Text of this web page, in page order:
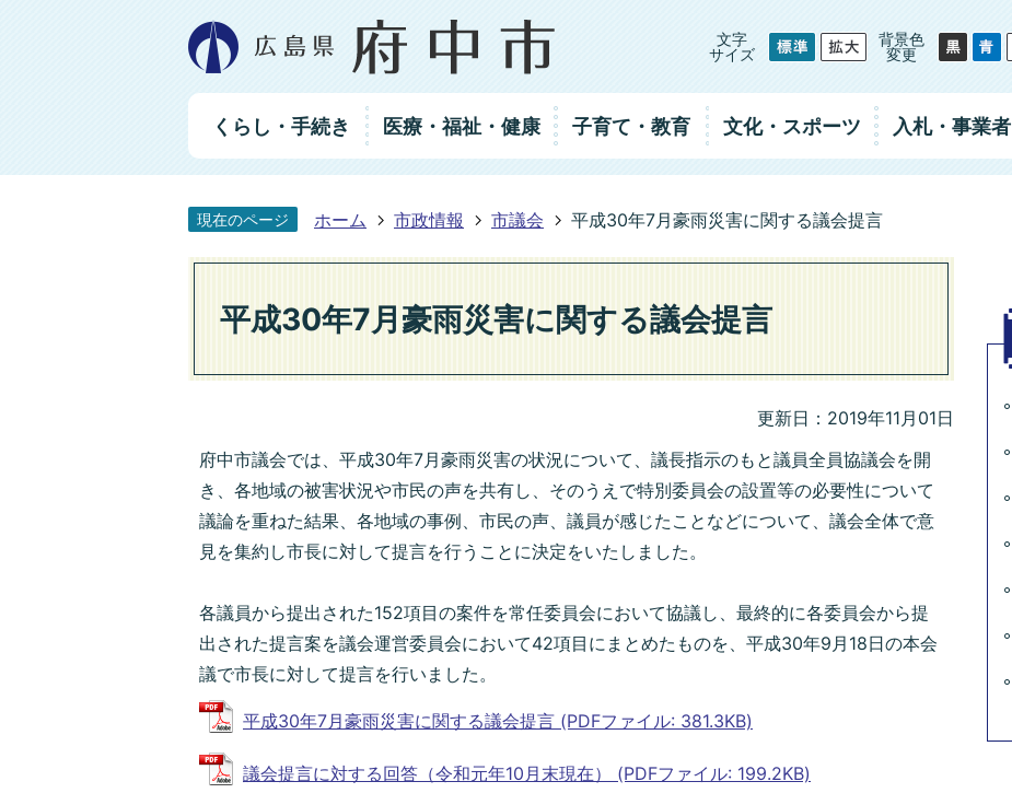
文字
サイズ
背景色
変更
グ
ー
バ
ナ
ン
くらし・手続き 医療・福祉・健康 子育て・教育 文化・スポーツ 入札・事業者
現在のページ ホーム 市政情報 市議会 平成30年7月豪雨災害に関する議会提言
平成30年7月豪雨災害に関する議会提言
更新日：2019年11月01日
府中市議会では、平成30年7月豪雨災害の状況について、議長指示のもと議員全員協議会を開
き、各地域の被害状況や市民の声を共有し、そのうえで特別委員会の設置等の必要性について
議論を重ねた結果、各地域の事例、市民の声、議員が感じたことなどについて、議会全体で意
見を集約し市長に対して提言を行うことに決定をいたしました。
各議員から提出された152項目の案件を常任委員会において協議し、最終的に各委員会から提
出された提言案を議会運営委員会において42項目にまとめたものを、平成30年9月18日の本会
議で市長に対して提言を行いました。
平成30年7月豪雨災害に関する議会提言 (PDFファイル: 381.3KB)
議会提言に対する回答（令和元年10月末現在） (PDFファイル: 199.2KB)